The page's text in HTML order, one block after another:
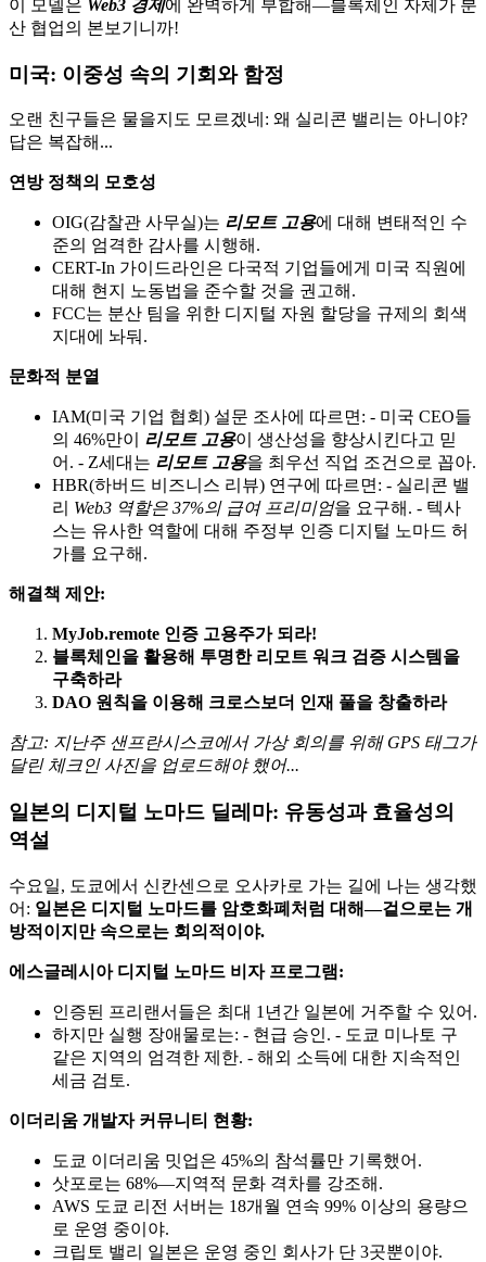
이 모델은 Web3 경제에 완벽하게 부합해—블록체인 자체가 분
산 협업의 본보기니까!
미국: 이중성 속의 기회와 함정
오랜 친구들은 물을지도 모르겠네: 왜 실리콘 밸리는 아니야?
답은 복잡해...
연방 정책의 모호성
OIG(감찰관 사무실)는 리모트 고용에 대해 변태적인 수
준의 엄격한 감사를 시행해.
CERT-In 가이드라인은 다국적 기업들에게 미국 직원에
대해 현지 노동법을 준수할 것을 권고해.
FCC는 분산 팀을 위한 디지털 자원 할당을 규제의 회색
지대에 놔둬.
문화적 분열
IAM(미국 기업 협회) 설문 조사에 따르면: - 미국 CEO들
의 46%만이 리모트 고용이 생산성을 향상시킨다고 믿
어. - Z세대는 리모트 고용을 최우선 직업 조건으로 꼽아.
HBR(하버드 비즈니스 리뷰) 연구에 따르면: - 실리콘 밸
리 Web3 역할은 37%의 급여 프리미엄을 요구해. - 텍사
스는 유사한 역할에 대해 주정부 인증 디지털 노마드 허
가를 요구해.
해결책 제안:
MyJob.remote 인증 고용주가 되라!
블록체인을 활용해 투명한 리모트 워크 검증 시스템을
구축하라
DAO 원칙을 이용해 크로스보더 인재 풀을 창출하라
참고: 지난주 샌프란시스코에서 가상 회의를 위해 GPS 태그가
달린 체크인 사진을 업로드해야 했어...
일본의 디지털 노마드 딜레마: 유동성과 효율성의
역설
수요일, 도쿄에서 신칸센으로 오사카로 가는 길에 나는 생각했
어: 일본은 디지털 노마드를 암호화폐처럼 대해—겉으로는 개
방적이지만 속으로는 회의적이야.
에스글레시아 디지털 노마드 비자 프로그램:
인증된 프리랜서들은 최대 1년간 일본에 거주할 수 있어.
하지만 실행 장애물로는: - 현급 승인. - 도쿄 미나토 구
같은 지역의 엄격한 제한. - 해외 소득에 대한 지속적인
세금 검토.
이더리움 개발자 커뮤니티 현황:
도쿄 이더리움 밋업은 45%의 참석률만 기록했어.
삿포로는 68%—지역적 문화 격차를 강조해.
AWS 도쿄 리전 서버는 18개월 연속 99% 이상의 용량으
로 운영 중이야.
크립토 밸리 일본은 운영 중인 회사가 단 3곳뿐이야.